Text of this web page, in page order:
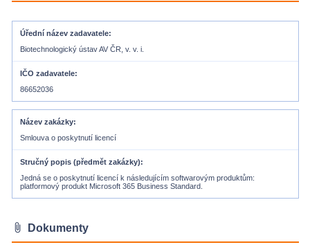
Úřední název zadavatele
Biotechnologický ústav AV ČR, v. v. i.
IČO zadavatele
86652036
Název zakázky
Smlouva o poskytnutí licencí
Stručný popis (předmět zakázky)
Jedná se o poskytnutí licencí k následujícím softwarovým produktům:
platformový produkt Microsoft 365 Business Standard.
attach_file Dokumenty